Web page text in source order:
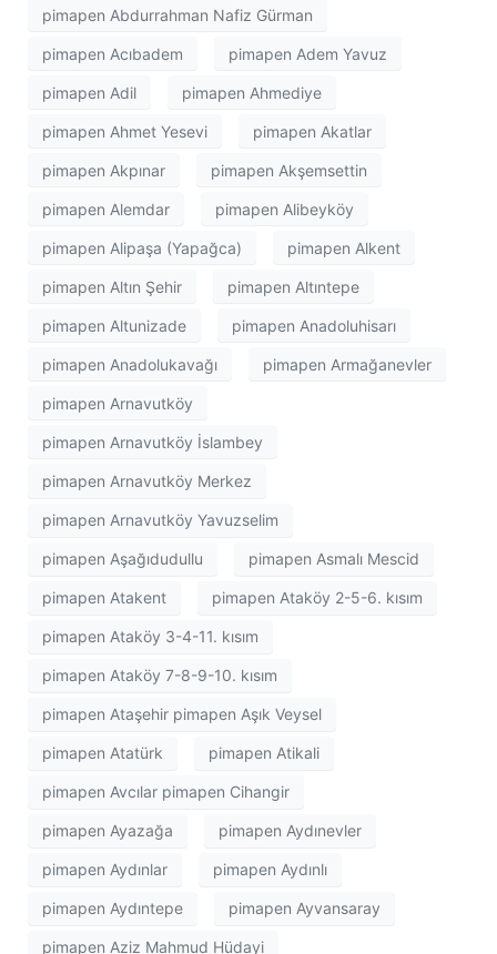
pimapen Abdurrahman Nafiz Gürman
pimapen Acıbadem pimapen Adem Yavuz
pimapen Adil pimapen Ahmediye
pimapen Ahmet Yesevi pimapen Akatlar
pimapen Akpınar pimapen Akşemsettin
pimapen Alemdar pimapen Alibeyköy
pimapen Alipaşa (Yapağca) pimapen Alkent
pimapen Altın Şehir pimapen Altıntepe
pimapen Altunizade pimapen Anadoluhisarı
pimapen Anadolukavağı pimapen Armağanevler
pimapen Arnavutköy
pimapen Arnavutköy İslambey
pimapen Arnavutköy Merkez
pimapen Arnavutköy Yavuzselim
pimapen Aşağıdudullu pimapen Asmalı Mescid
pimapen Atakent pimapen Ataköy 2-5-6. kısım
pimapen Ataköy 3-4-11. kısım
pimapen Ataköy 7-8-9-10. kısım
pimapen Ataşehir pimapen Aşık Veysel
pimapen Atatürk pimapen Atikali
pimapen Avcılar pimapen Cihangir
pimapen Ayazağa pimapen Aydınevler
pimapen Aydınlar pimapen Aydınlı
pimapen Aydıntepe pimapen Ayvansaray
pimapen Aziz Mahmud Hüdayi